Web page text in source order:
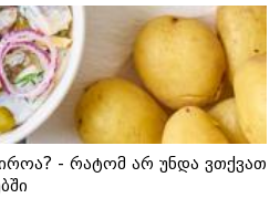
- რატომ არ უნდა ვთქვათ